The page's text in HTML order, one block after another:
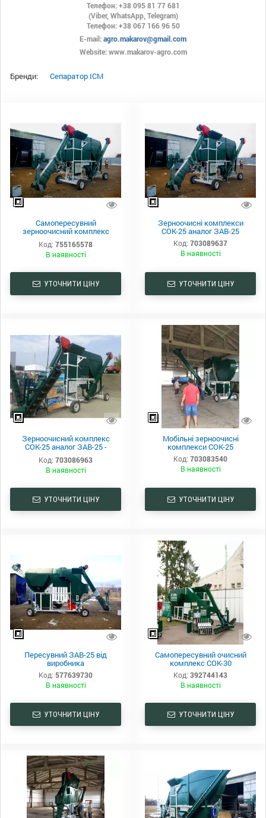
Телефон: +38 095 81 77 681
(Viber, WhatsApp, Telegram)
Телефон: +38 067 166 96 50
E-mail:agro.makarov@gmail.com
Website: www.makarov-agro.com
Бренди: Сепаратор ІСМ
Самопересувний
зерноочисний комплекс
СОК-25 аналог ЗАВ-25
Код: 755165578
В наявності
УТОЧНИТИ ЦІНУ
Зерноочисні комплекси
СОК-25 аналог ЗАВ-25
Код: 703089637
В наявності
УТОЧНИТИ ЦІНУ
Зерноочисний комплекс
СОК-25 аналог ЗАВ-25 -
мобільний
Код: 703086963
В наявності
УТОЧНИТИ ЦІНУ
Мобільні зерноочисні
комплекси СОК-25
Код: 703083540
В наявності
УТОЧНИТИ ЦІНУ
Пересувний ЗАВ-25 від
виробника
Код: 577639730
В наявності
УТОЧНИТИ ЦІНУ
Самопересувний очисний
комплекс СОК-30
Код: 392744143
В наявності
УТОЧНИТИ ЦІНУ